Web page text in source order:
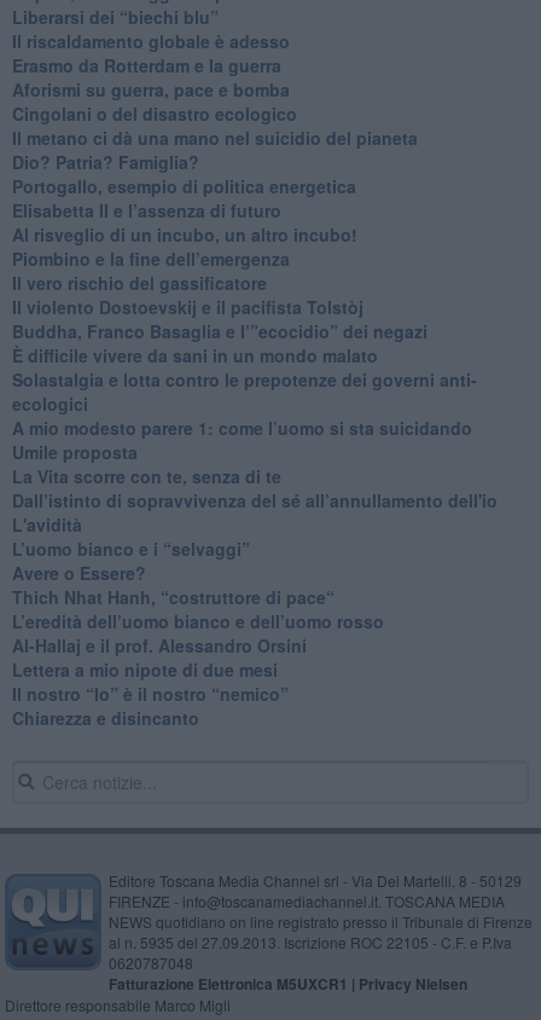
​Liberarsi dei “biechi blu”
Il riscaldamento globale è adesso
​Erasmo da Rotterdam e la guerra
​Aforismi su guerra, pace e bomba
Cingolani o del disastro ecologico
​Il metano ci dà una mano nel suicidio del pianeta
​Dio? Patria? Famiglia?
Portogallo, esempio di politica energetica
​Elisabetta II e l’assenza di futuro
Al risveglio di un incubo, un altro incubo!
​Piombino e la fine dell’emergenza
​Il vero rischio del gassificatore
​Il violento Dostoevskij e il pacifista Tolstòj
​Buddha, Franco Basaglia e l’”ecocidio” dei negazi
​È difficile vivere da sani in un mondo malato
Solastalgia e lotta contro le prepotenze dei governi anti-
ecologici
​A mio modesto parere 1: come l’uomo si sta suicidando
​Umile proposta
​La Vita scorre con te, senza di te
​Dall’istinto di sopravvivenza del sé all’annullamento dell'io
L'avidità
​L’uomo bianco e i “selvaggi”
​Avere o Essere?
​Thich Nhat Hanh, “costruttore di pace“
​L’eredità dell’uomo bianco e dell’uomo rosso
Al-Hallaj e il prof. Alessandro Orsini
​Lettera a mio nipote di due mesi
​Il nostro “Io” è il nostro “nemico”
​Chiarezza e disincanto
Editore Toscana Media Channel srl - Via Dei Martelli, 8 - 50129
FIRENZE - info@toscanamediachannel.it. TOSCANA MEDIA
NEWS quotidiano on line registrato presso il Tribunale di Firenze
al n. 5935 del 27.09.2013. Iscrizione ROC 22105 - C.F. e P.Iva
0620787048
Fatturazione Elettronica M5UXCR1 | Privacy Nielsen
Direttore responsabile Marco Migli